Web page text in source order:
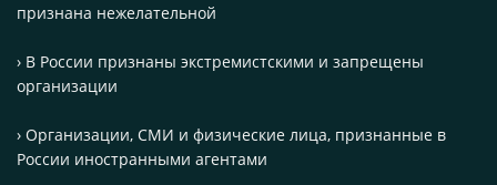
признана нежелательной
› В России признаны экстремистскими и запрещены
организации
› Организации, СМИ и физические лица, признанные в
России иностранными агентами